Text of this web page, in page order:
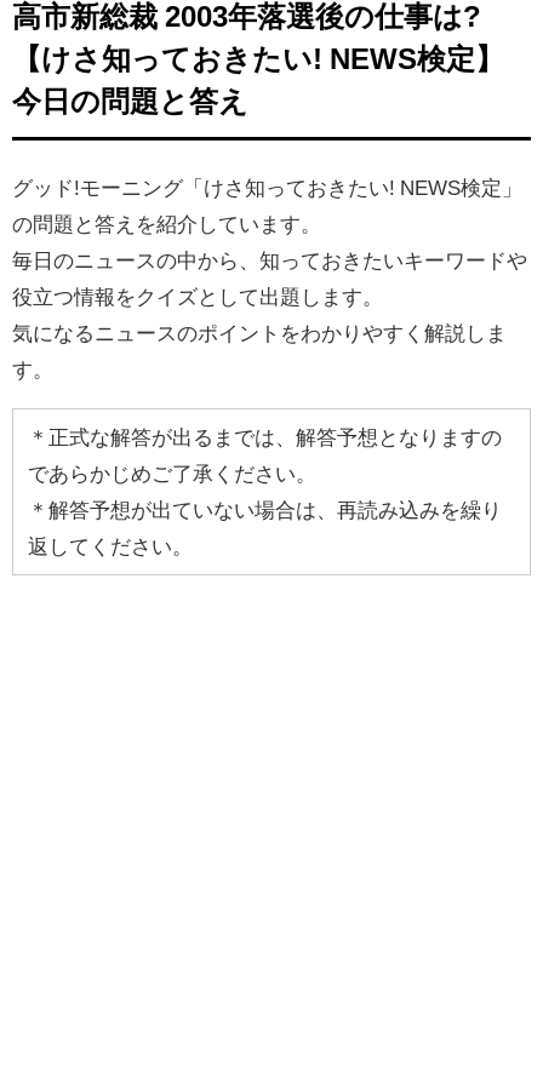
高市新総裁 2003年落選後の仕事は?
【けさ知っておきたい! NEWS検定】
今日の問題と答え
グッド!モーニング「けさ知っておきたい! NEWS検定」
の問題と答えを紹介しています。
毎日のニュースの中から、知っておきたいキーワードや
役立つ情報をクイズとして出題します。
気になるニュースのポイントをわかりやすく解説しま
す。
＊正式な解答が出るまでは、解答予想となりますの
であらかじめご了承ください。
＊解答予想が出ていない場合は、再読み込みを繰り
返してください。